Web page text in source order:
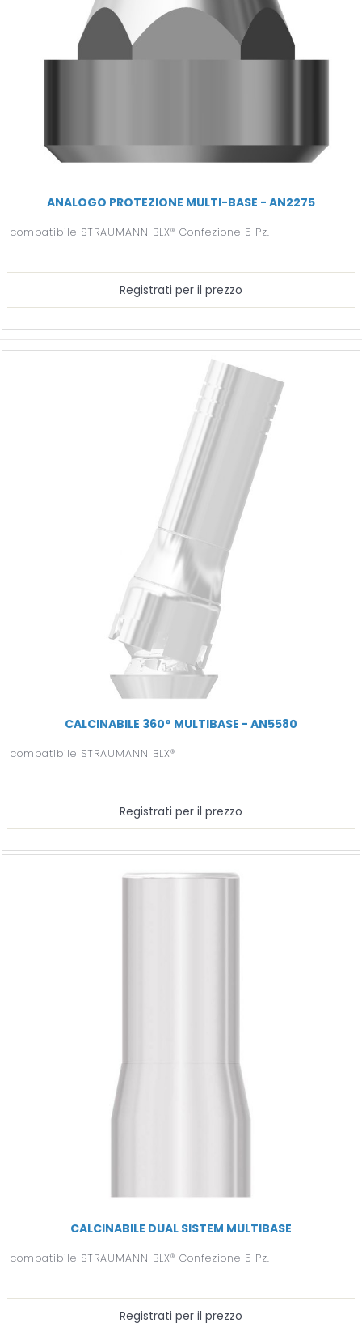
ANALOGO PROTEZIONE MULTI-BASE - AN2275
compatibile STRAUMANN BLX® Confezione 5 Pz.
Registrati per il prezzo
CALCINABILE 360° MULTIBASE - AN5580
compatibile STRAUMANN BLX®
Registrati per il prezzo
CALCINABILE DUAL SISTEM MULTIBASE
compatibile STRAUMANN BLX® Confezione 5 Pz.
Registrati per il prezzo